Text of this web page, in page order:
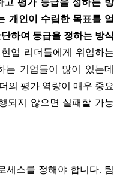
개인이 수립한 목표를 얼
하여 등급을 정하는 방식
업 리더들에게 위임하는
는 기업들이 많이 있는데
의 평가 역량이 매우 중요
되지 않으면 실패할 가능
세스를 정해야 합니다. 팀